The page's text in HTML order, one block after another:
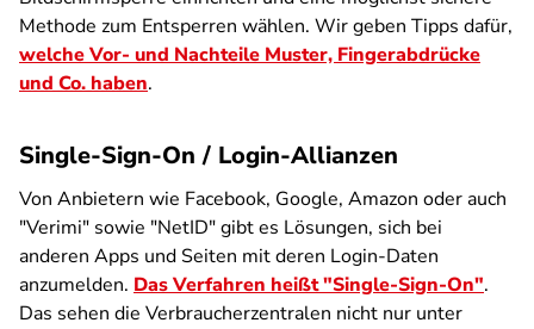
Methode zum Entsperren wählen. Wir geben Tipps dafür,
welche Vor- und Nachteile Muster, Fingerabdrücke
und Co. haben.
Single-Sign-On / Login-Allianzen
Von Anbietern wie Facebook, Google, Amazon oder auch
"Verimi" sowie "NetID" gibt es Lösungen, sich bei
anderen Apps und Seiten mit deren Login-Daten
anzumelden. Das Verfahren heißt "Single-Sign-On".
Das sehen die Verbraucherzentralen nicht nur unter